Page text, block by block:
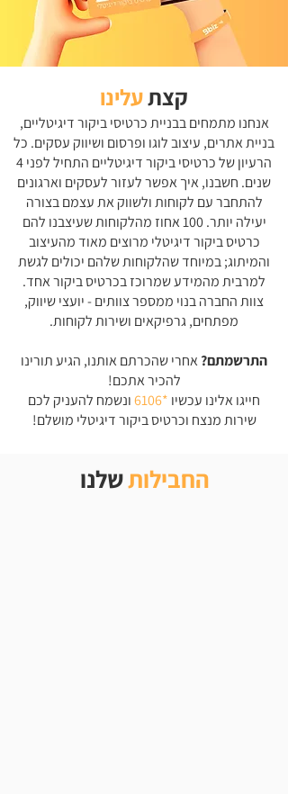
קצתעלינו
אנחנו מתמחים בבניית כרטיסי ביקור דיגיטליים,
בניית אתרים, עיצוב לוגו ופרסום ושיווק עסקים. כל
הרעיון של כרטיסי ביקור דיגיטליים התחיל לפני 4
שנים. חשבנו, איך אפשר לעזור לעסקים וארגונים
להתחבר עם לקוחות ולשווק את עצמם בצורה
יעילה יותר. 100 אחוז מהלקוחות שעיצבנו להם
כרטיס ביקור דיגיטלי מרוצים מאוד מהעיצוב
והמיתוג; במיוחד שהלקוחות שלהם יכולים לגשת
למרבית מהמידע שמרוכז בכרטיס ביקור אחד.
צוות החברה בנוי ממספר צוותים - יועצי שיווק,
מפתחים, גרפיקאים ושירות לקוחות.
התרשמתם?אחרי שהכרתם אותנו, הגיע תורינו
להכיר אתכם!
חייגו אלינו עכשיו *6106
ונשמח להעניק לכם
שירות מנצח וכרטיס ביקור דיגיטלי מושלם!
החבילותשלנו